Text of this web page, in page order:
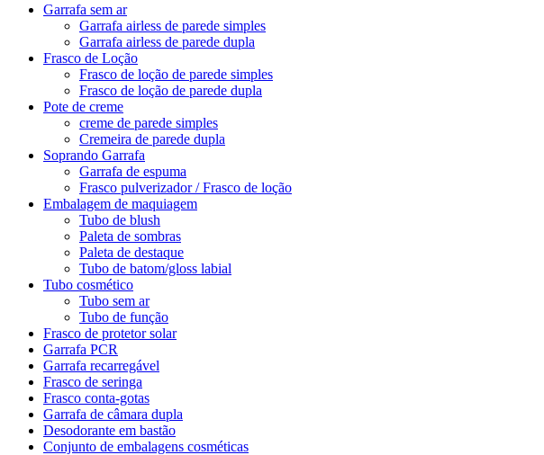
Garrafa sem ar
Garrafa airless de parede simples
Garrafa airless de parede dupla
Frasco de Loção
Frasco de loção de parede simples
Frasco de loção de parede dupla
Pote de creme
creme de parede simples
Cremeira de parede dupla
Soprando Garrafa
Garrafa de espuma
Frasco pulverizador / Frasco de loção
Embalagem de maquiagem
Tubo de blush
Paleta de sombras
Paleta de destaque
Tubo de batom/gloss labial
Tubo cosmético
Tubo sem ar
Tubo de função
Frasco de protetor solar
Garrafa PCR
Garrafa recarregável
Frasco de seringa
Frasco conta-gotas
Garrafa de câmara dupla
Desodorante em bastão
Conjunto de embalagens cosméticas